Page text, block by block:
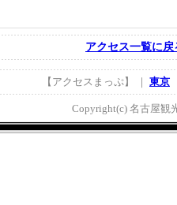
アクセス一覧に戻
【アクセスまっぷ】 ｜ 東京
Copyright(c) 名古屋観